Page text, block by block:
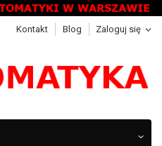
Zaloguj się
Kontakt Blog